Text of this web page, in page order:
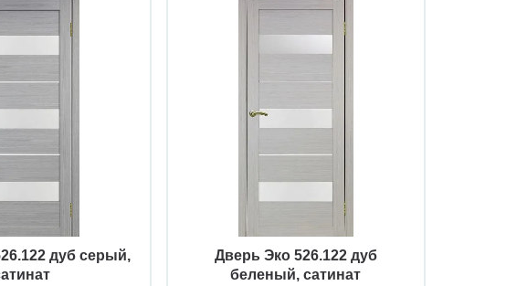
дуб серый,
просмотр
Дверь Эко 526.122 дуб
беленый, сатинат
Быстрый просмотр